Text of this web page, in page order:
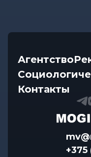
Агентство
Контакты
+375